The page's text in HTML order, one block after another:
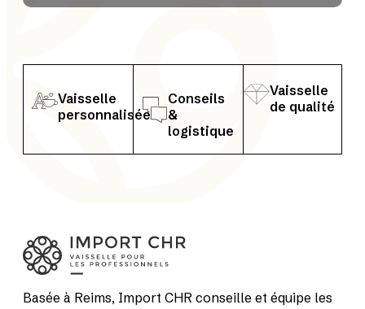
Vaisselle
personnalisée
Conseils
&
logistique
Vaisselle
de qualité
Basée à Reims, Import CHR conseille et équipe les